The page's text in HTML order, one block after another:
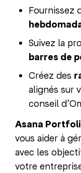
Fournissez
Suivez la
barres de
Créez des
alignés sur
conseil
Asana
vous aider à
avec les
votre